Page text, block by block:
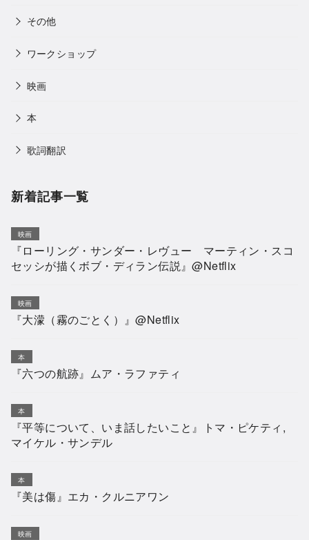
その他
ワークショップ
映画
本
歌詞翻訳
新着記事一覧
映画
『ローリング・サンダー・レヴュー マーティン・スコ
セッシが描くボブ・ディラン伝説』@Netflix
映画
『大濛（霧のごとく）』@Netflix
本
『六つの航跡』ムア・ラファティ
本
『平等について、いま話したいこと』トマ・ピケティ,
マイケル・サンデル
本
『美は傷』エカ・クルニアワン
映画